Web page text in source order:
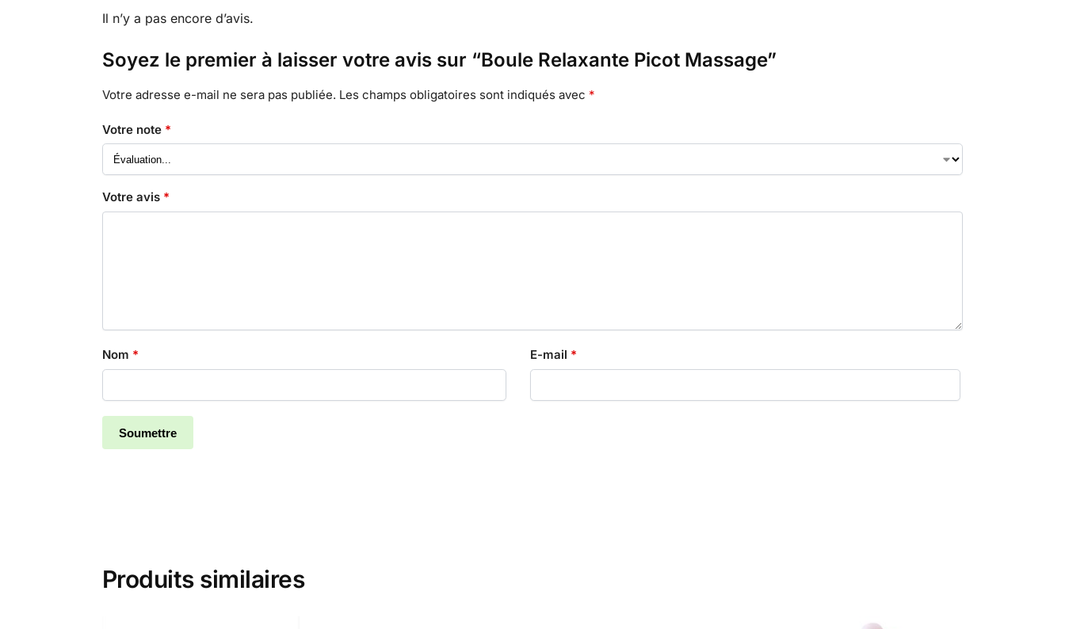
Il n’y a pas encore d’avis.
Soyez le premier à laisser votre avis sur “Boule Relaxante Picot Massage”
Votre adresse e-mail ne sera pas publiée. Les champs obligatoires sont indiqués avec *
Votre note *
Votre avis *
Nom * E-mail *
Produits similaires